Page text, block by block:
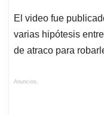
El video fue
varias hipótesis
de atraco para
Anuncios.